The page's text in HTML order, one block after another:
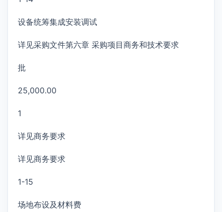
设备统筹集成安装调试
详见采购文件第六章 采购项目商务和技术要求
批
25,000.00
1
详见商务要求
详见商务要求
1-15
场地布设及材料费